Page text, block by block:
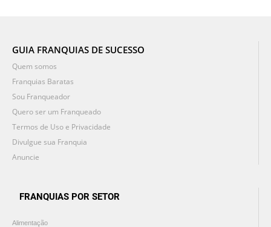
GUIA FRANQUIAS DE SUCESSO
Quem somos
Franquias Baratas
Sou Franqueador
Quero ser um Franqueado
Termos de Uso e Privacidade
Divulgue sua Franquia
Anuncie
FRANQUIAS POR SETOR
Alimentação